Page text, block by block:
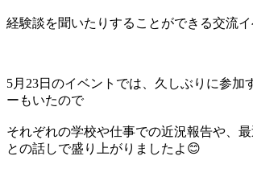
経験談を聞いたりすることができる交流イ
5月23日のイベントでは、久しぶりに参加
ーもいたので
それぞれの学校や仕事での近況報告や、
との話しで盛り上がりましたよ😊